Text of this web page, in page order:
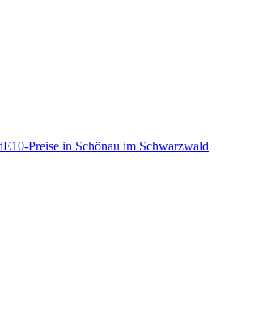
E10-Preise in Schönau im Schwarzwald